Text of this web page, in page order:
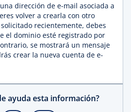
dirección de e-mail asociada a
volver a crearla con otro
recientemente, debes
el dominio esté registrado por
se mostrará un mensaje
crear la nueva cuenta de e-
ayuda esta información?